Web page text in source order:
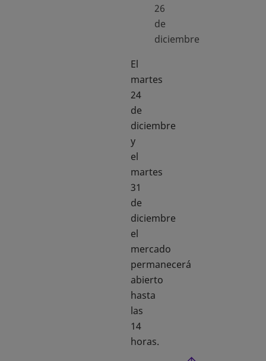
26
de
diciembre
El
martes
24
de
diciembre
y
el
martes
31
de
diciembre
el
mercado
permanecerá
abierto
hasta
las
14
horas.